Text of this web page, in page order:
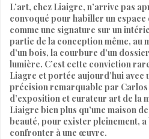
L’art, chez Liaigre, n’arrive pas
convoqué pour habiller un espace
comme une signature sur un
partie de la conception même, au
d’un bois, la courbure d’un
lumière. C’est cette conviction
Liagre et portée aujourd’hui avec
précision remarquable par
d’exposition et curateur art de la
Liaigre bien plus qu’une maison
beauté, pour exister pleinement, a
confronter à une œuvre.